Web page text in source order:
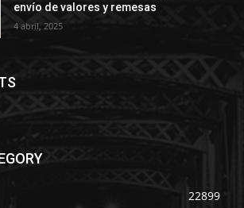
envío de valores y remesas
4 abril, 2025
22899